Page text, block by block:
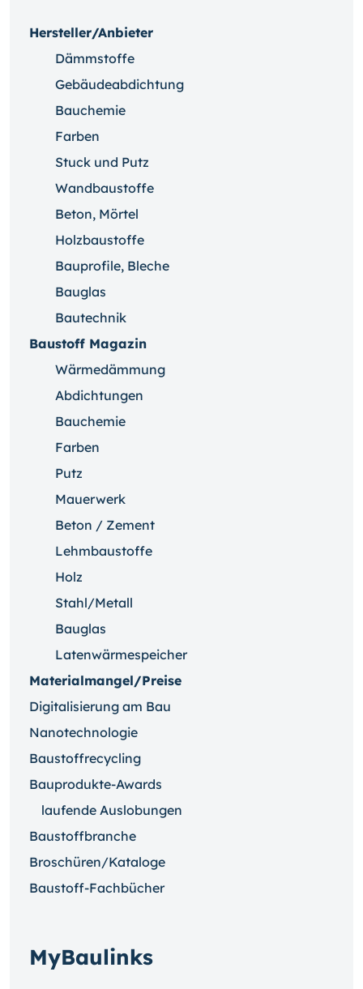
Hersteller/Anbieter
Dämmstoffe
Gebäudeabdichtung
Bauchemie
Farben
Stuck und Putz
Wandbaustoffe
Beton, Mörtel
Holzbaustoffe
Bauprofile, Bleche
Bauglas
Bautechnik
Baustoff Magazin
Wärmedämmung
Abdichtungen
Bauchemie
Farben
Putz
Mauerwerk
Beton / Zement
Lehmbaustoffe
Holz
Stahl/Metall
Bauglas
Latenwärmespeicher
Materialmangel/Preise
Digitalisierung am Bau
Nanotechnologie
Baustoffrecycling
Bauprodukte-Awards
laufende Auslobungen
Baustoffbranche
Broschüren/Kataloge
Baustoff-Fachbücher
MyBaulinks